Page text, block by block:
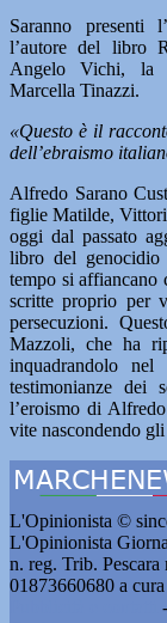
Saranno presenti
l’autore del libro
Angelo Vichi, la
Marcella Tinazzi.
«Questo è il
dell’ebraismo
Alfredo Sarano
figlie Matilde,
oggi dal passato
libro del
tempo si affiancano
scritte proprio per
persecuzioni.
Mazzoli, che ha
inquadrandolo
testimonianze dei
l’eroismo di
vite nascondendo
L'Opinionista ©
L'Opinionista
n. reg. Trib.
01873660680 a
-